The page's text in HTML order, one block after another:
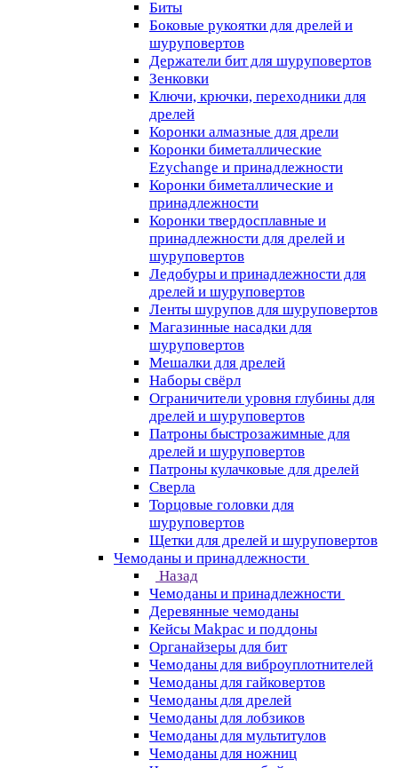
Биты
Боковые рукоятки для дрелей и
шуруповертов
Держатели бит для шуруповертов
Зенковки
Ключи, крючки, переходники для
дрелей
Коронки алмазные для дрели
Коронки биметаллические
Ezychange и принадлежности
Коронки биметаллические и
принадлежности
Коронки твердосплавные и
принадлежности для дрелей и
шуруповертов
Ледобуры и принадлежности для
дрелей и шуруповертов
Ленты шурупов для шуруповертов
Магазинные насадки для
шуруповертов
Мешалки для дрелей
Наборы свёрл
Ограничители уровня глубины для
дрелей и шуруповертов
Патроны быстрозажимные для
дрелей и шуруповертов
Патроны кулачковые для дрелей
Сверла
Торцовые головки для
шуруповертов
Щетки для дрелей и шуруповертов
Чемоданы и принадлежности
Назад
Чемоданы и принадлежности
Деревянные чемоданы
Кейсы Makpac и поддоны
Органайзеры для бит
Чемоданы для виброуплотнителей
Чемоданы для гайковертов
Чемоданы для дрелей
Чемоданы для лобзиков
Чемоданы для мультитулов
Чемоданы для ножниц